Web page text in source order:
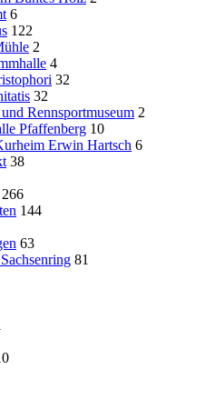
6
122
2
4
32
32
Rennsportmuseum 2
Pfaffenberg 10
Erwin Hartsch 6
38
266
144
63
81